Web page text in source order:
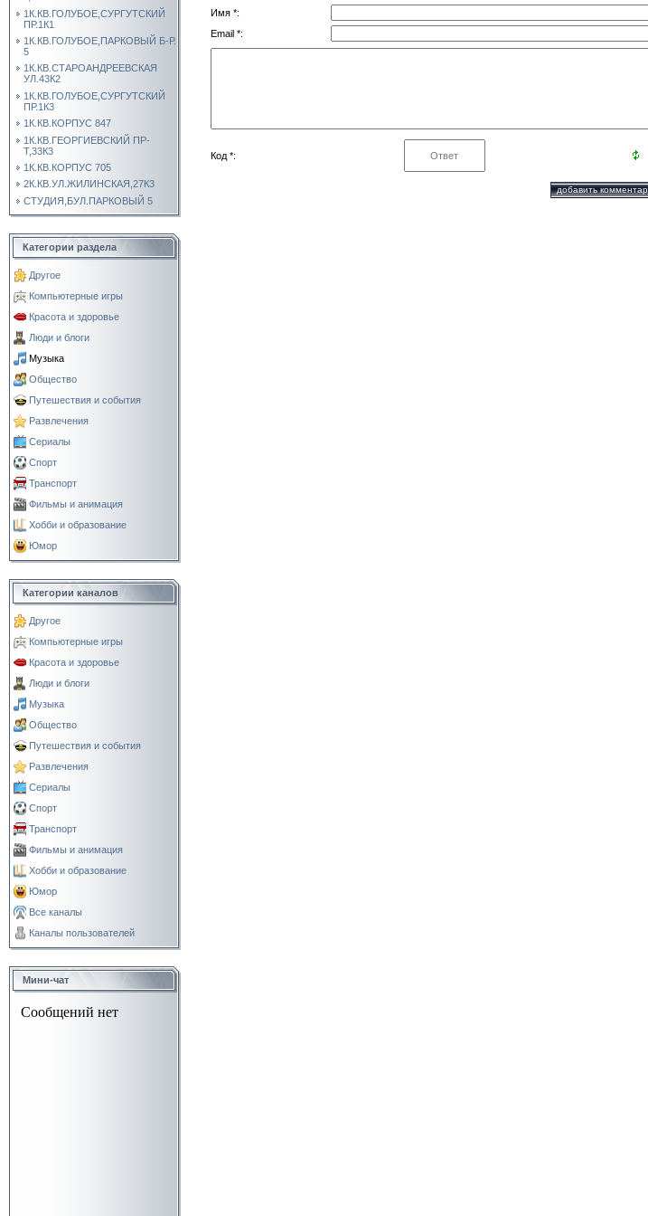
1К.КВ.ГОЛУБОЕ,СУРГУТСКИЙ
ПР.1К1
1К.КВ.ГОЛУБОЕ,ПАРКОВЫЙ Б-Р.
5
1К.КВ.СТАРОАНДРЕЕВСКАЯ
УЛ.43К2
1К.КВ.ГОЛУБОЕ,СУРГУТСКИЙ
ПР.1К3
1К.КВ.КОРПУС 847
1К.КВ.ГЕОРГИЕВСКИЙ ПР-
Т,33К3
1К.КВ.КОРПУС 705
2К.КВ.УЛ.ЖИЛИНСКАЯ,27К3
СТУДИЯ,БУЛ.ПАРКОВЫЙ 5
Категории раздела
Другое
Компьютерные игры
Красота и здоровье
Люди и блоги
Музыка
Общество
Путешествия и события
Развлечения
Сериалы
Спорт
Транспорт
Фильмы и анимация
Хобби и образование
Юмор
Категории каналов
Другое
Компьютерные игры
Красота и здоровье
Люди и блоги
Музыка
Общество
Путешествия и события
Развлечения
Сериалы
Спорт
Транспорт
Фильмы и анимация
Хобби и образование
Юмор
Все каналы
Каналы пользователей
Мини-чат
Имя *:
Email *:
Код *: